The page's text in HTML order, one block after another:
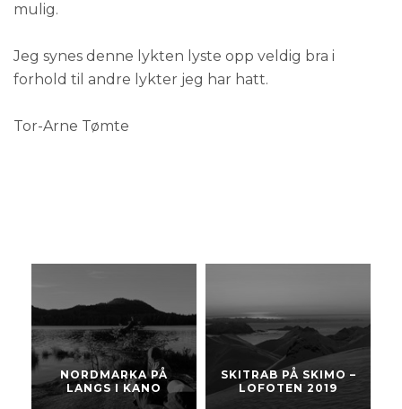
mulig.
Jeg synes denne lykten lyste opp veldig bra i
forhold til andre lykter jeg har hatt.
Tor-Arne Tømte
NORDMARKA PÅ
LANGS I KANO
SKITRAB PÅ SKIMO –
LOFOTEN 2019